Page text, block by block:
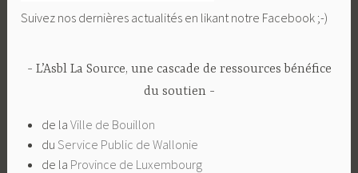
Suivez nos dernières actualités en likant notre Facebook ;-)
L’Asbl La Source, une cascade de ressources bénéfice
du soutien
de la Ville de Bouillon
du Service Public de Wallonie
de la Province de Luxembourg